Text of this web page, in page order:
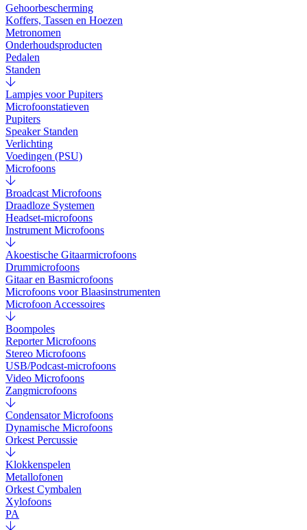
Gehoorbescherming
Koffers, Tassen en Hoezen
Metronomen
Onderhoudsproducten
Pedalen
Standen
Lampjes voor Pupiters
Microfoonstatieven
Pupiters
Speaker Standen
Verlichting
Voedingen (PSU)
Microfoons
Broadcast Microfoons
Draadloze Systemen
Headset-microfoons
Instrument Microfoons
Akoestische Gitaarmicrofoons
Drummicrofoons
Gitaar en Basmicrofoons
Microfoons voor Blaasinstrumenten
Microfoon Accessoires
Boompoles
Reporter Microfoons
Stereo Microfoons
USB/Podcast-microfoons
Video Microfoons
Zangmicrofoons
Condensator Microfoons
Dynamische Microfoons
Orkest Percussie
Klokkenspelen
Metallofonen
Orkest Cymbalen
Xylofoons
PA